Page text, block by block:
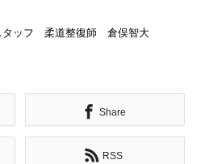
タッフ 柔道整復師 倉俣智大
Share
RSS